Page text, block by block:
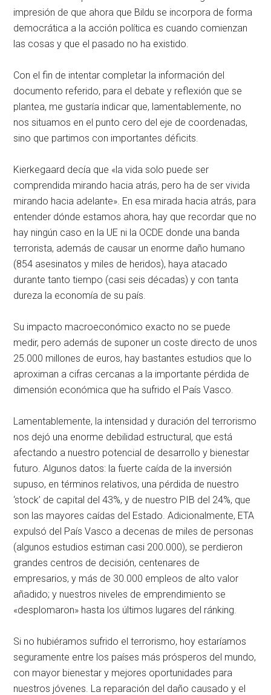
impresión de que ahora que Bildu se incorpora de forma
democrática a la acción política es cuando comienzan
las cosas y que el pasado no ha existido.
Con el fin de intentar completar la información del
documento referido, para el debate y reflexión que se
plantea, me gustaría indicar que, lamentablemente, no
nos situamos en el punto cero del eje de coordenadas,
sino que partimos con importantes déficits.
Kierkegaard decía que «la vida solo puede ser
comprendida mirando hacia atrás, pero ha de ser vivida
mirando hacia adelante». En esa mirada hacia atrás, para
entender dónde estamos ahora, hay que recordar que no
hay ningún caso en la UE ni la OCDE donde una banda
terrorista, además de causar un enorme daño humano
(854 asesinatos y miles de heridos), haya atacado
durante tanto tiempo (casi seis décadas) y con tanta
dureza la economía de su país.
Su impacto macroeconómico exacto no se puede
medir, pero además de suponer un coste directo de unos
25.000 millones de euros, hay bastantes estudios que lo
aproximan a cifras cercanas a la importante pérdida de
dimensión económica que ha sufrido el País Vasco.
Lamentablemente, la intensidad y duración del terrorismo
nos dejó una enorme debilidad estructural, que está
afectando a nuestro potencial de desarrollo y bienestar
futuro. Algunos datos: la fuerte caída de la inversión
supuso, en términos relativos, una pérdida de nuestro
‘stock’ de capital del 43%, y de nuestro PIB del 24%, que
son las mayores caídas del Estado. Adicionalmente, ETA
expulsó del País Vasco a decenas de miles de personas
(algunos estudios estiman casi 200.000), se perdieron
grandes centros de decisión, centenares de
empresarios, y más de 30.000 empleos de alto valor
añadido; y nuestros niveles de emprendimiento se
«desplomaron» hasta los últimos lugares del ránking.
Si no hubiéramos sufrido el terrorismo, hoy estaríamos
seguramente entre los países más prósperos del mundo,
con mayor bienestar y mejores oportunidades para
nuestros jóvenes. La reparación del daño causado y el